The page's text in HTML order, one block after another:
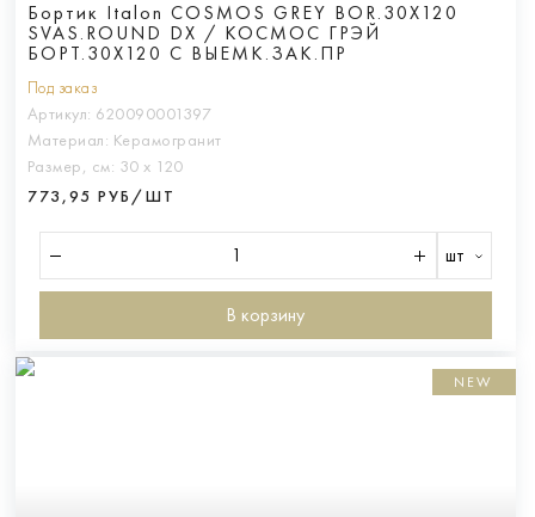
Бортик Italon COSMOS GREY BOR.30X120
SVAS.ROUND DX / КОСМОС ГРЭЙ
БОРТ.30X120 С ВЫЕМК.ЗАК.ПР
Под заказ
Артикул: 620090001397
Материал: Керамогранит
Размер, см: 30 х 120
773,95 РУБ/ШТ
шт
В корзину
NEW